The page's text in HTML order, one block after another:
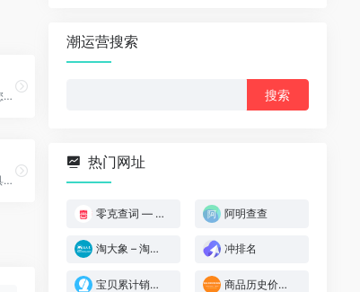
商品历史价格查询工具让您轻松掌握商品的历史价格趋势，辨别商品真假促销，支持淘宝历史价格查询、天猫历史价格查询、京东历史价格查询等，是一款不可多得的购物神器。
淘宝信誉查询淘宝验号工具箱,查小号淘宝极速验号,淘宝账号查询等各种淘宝周平均点数查询,淘口令二维码魔搜查询小号权重等等上,淘大猫都有它的个性，一款百万卖家工具!
潮运营搜索
热门网址
零克查词 — 专业的小红书、抖音、B站、小红书敏感词检测工具 阿明查查
淘大象 – 淘宝宝贝排名在线查询 冲排名
宝贝累计销量查询 商品历史价格查询